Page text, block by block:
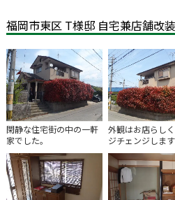
福岡市東区 T様邸 自宅兼店舗改
閑静な住宅街の中の一軒
家でした。
外観はお店らし
ジチェンジします